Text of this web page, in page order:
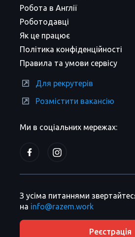
Ми в соціальних мережах:
Робота в Англії
Роботодавці
Як це працює
Політика конфіденційності
Правила та умови сервісу
Для рекрутерів
Розмістити вакансію
З усіма питаннями
на info@razem.work
Реєстрація